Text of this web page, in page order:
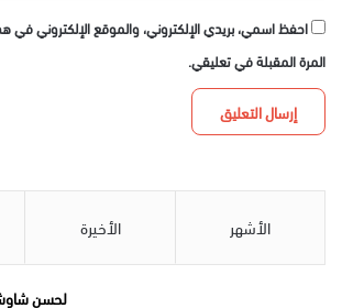
احفظ اسمي، بريدي الإلكتروني، والموقع الإلكتروني في
المرة المقبلة في تعليقي.
الأشهر الأخيرة
لحسن